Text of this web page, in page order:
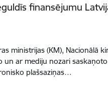
finansējumu
ministrijas (KM), Nacionālā
un ar mediju nozari saskaņoto
plašsaziņas…